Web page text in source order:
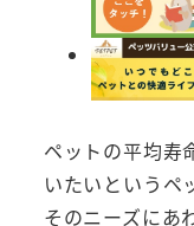
ペットの平均寿
いたいというペ
そのニーズにあ